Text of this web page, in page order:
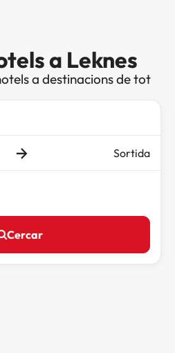
a Leknes
a destinacions de tot
Sortida
Cercar